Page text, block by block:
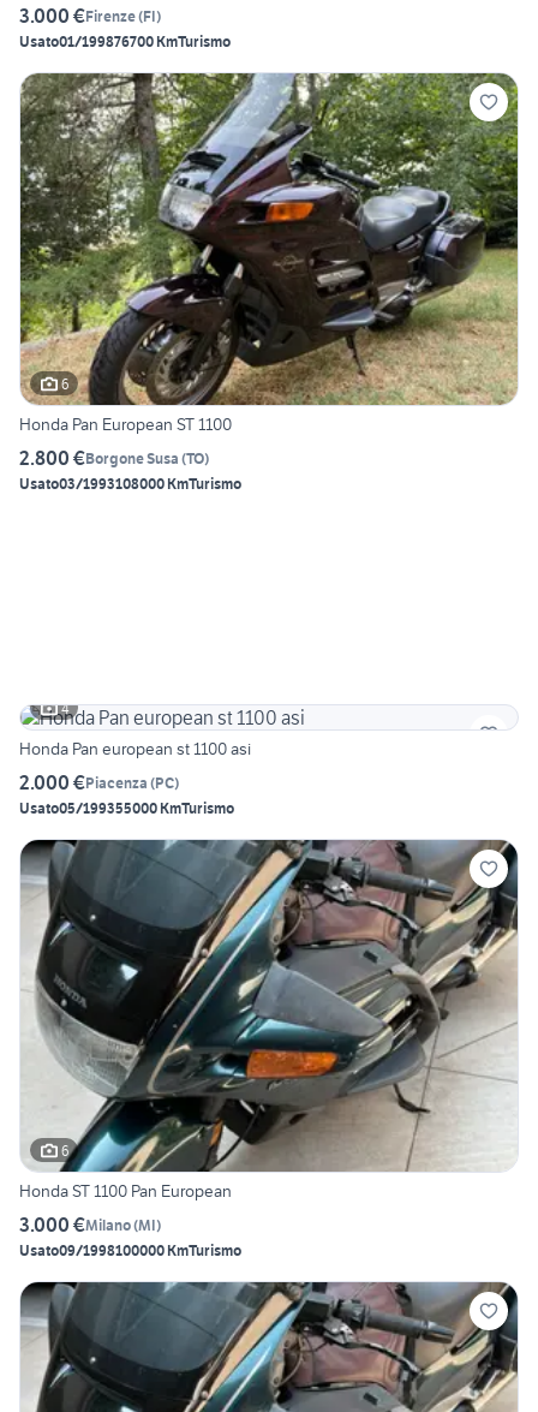
3.000 €Firenze(FI)
Usato01/199876700 KmTurismo
6
Honda Pan European ST 1100
2.800 €Borgone Susa (TO)
Usato03/1993108000 KmTurismo
4
Honda Pan european st 1100 asi
2.000 €Piacenza (PC)
Usato05/199355000 KmTurismo
6
Honda ST 1100 Pan European
3.000 €Milano(MI)
Usato09/1998100000 KmTurismo